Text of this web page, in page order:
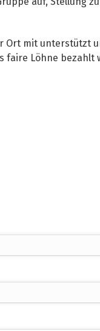
Ort mit unterstützt
faire Löhne bezahlt